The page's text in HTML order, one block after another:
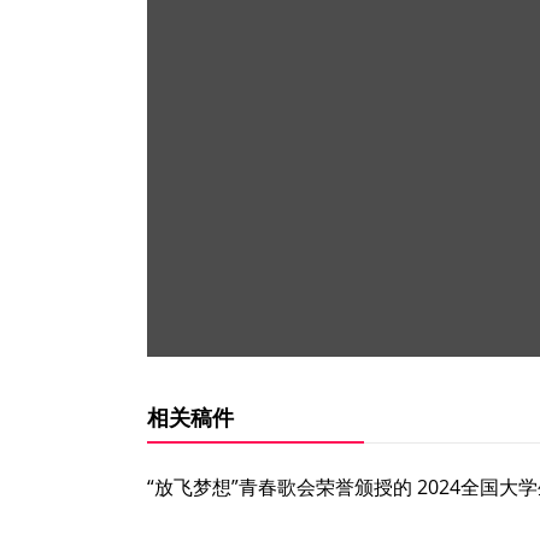
相关稿件
“放飞梦想”青春歌会荣誉颁授的 2024全国大